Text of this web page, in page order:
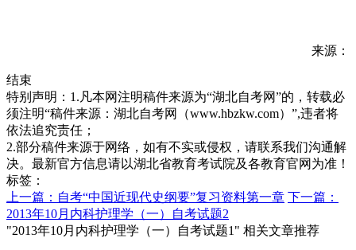
来源：
结束
特别声明：1.凡本网注明稿件来源为“湖北自考网”的，转载必
须注明“稿件来源：湖北自考网（www.hbzkw.com）”,违者将
依法追究责任；
2.部分稿件来源于网络，如有不实或侵权，请联系我们沟通解
决。最新官方信息请以湖北省教育考试院及各教育官网为准！
标签：
上一篇：自考“中国近现代史纲要”复习资料第一章 下一篇：
2013年10月内科护理学（一）自考试题2
"2013年10月内科护理学（一）自考试题1" 相关文章推荐